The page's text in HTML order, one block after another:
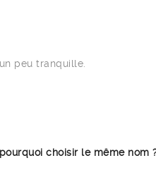
peu tranquille.
choisir le même nom